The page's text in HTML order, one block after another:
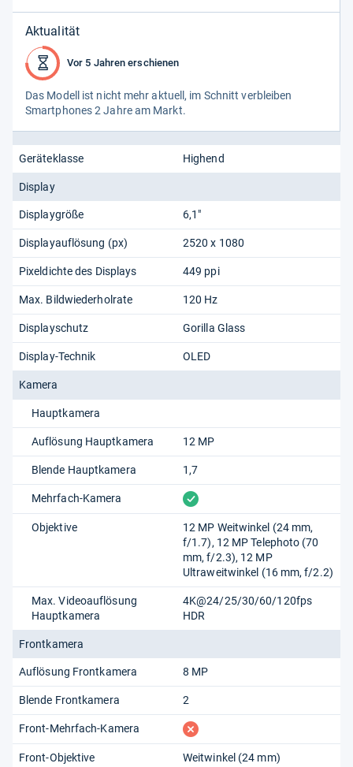
Aktualität
Vor 5 Jahren erschienen
Das Modell ist nicht mehr aktu­ell, im Schnitt ver­blei­ben
Smart­pho­nes 2 Jahre am Markt.
Geräteklasse Highend
Display
Displaygröße 6,1"
Displayauflösung (px) 2520 x 1080
Pixeldichte des Displays 449 ppi
Max. Bildwiederholrate 120 Hz
Displayschutz Gorilla Glass
Display-Technik OLED
Kamera
Hauptkamera
Auflösung Hauptkamera 12 MP
Blende Hauptkamera 1,7
Mehrfach-Kamera vorhanden
Objektive
12 MP Weitwinkel (24 mm,
f/1.7), 12 MP Telephoto (70
mm, f/2.3), 12 MP
Ultraweitwinkel (16 mm, f/2.2)
Max. Videoauflösung
Hauptkamera
4K@24/25/30/60/120fps
HDR
Frontkamera
Auflösung Frontkamera 8 MP
Blende Frontkamera 2
Front-Mehrfach-Kamera fehlt
Front-Objektive Weitwinkel (24 mm)